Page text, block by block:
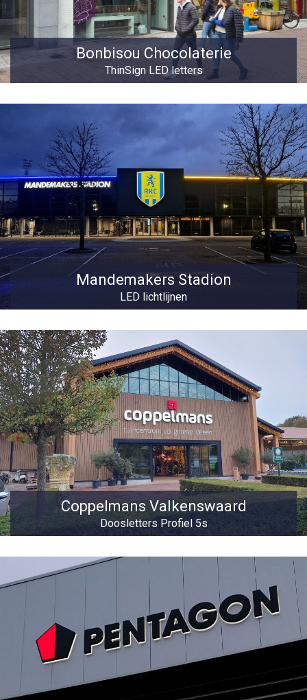
Bonbisou Chocolaterie
ThinSign LED letters
Mandemakers Stadion
LED lichtlijnen
Coppelmans Valkenswaard
Doosletters Profiel 5s